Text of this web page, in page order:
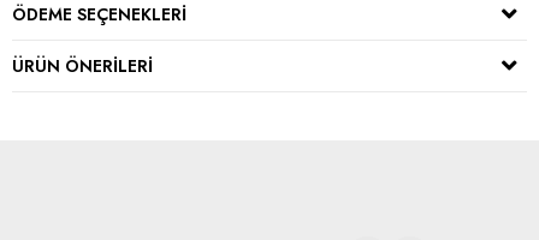
ÖDEME SEÇENEKLERI
ÜRÜN ÖNERILERI